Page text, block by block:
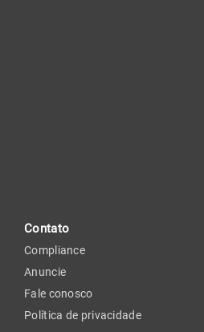
Contato
Compliance
Anuncie
Fale conosco
Política de privacidade